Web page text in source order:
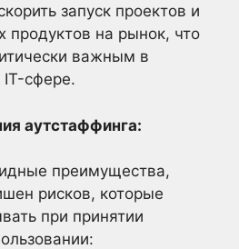
запуск проектов и
продуктов на рынок, что
важным в
сфере.
аутстаффинга:
преимущества,
рисков, которые
при принятии